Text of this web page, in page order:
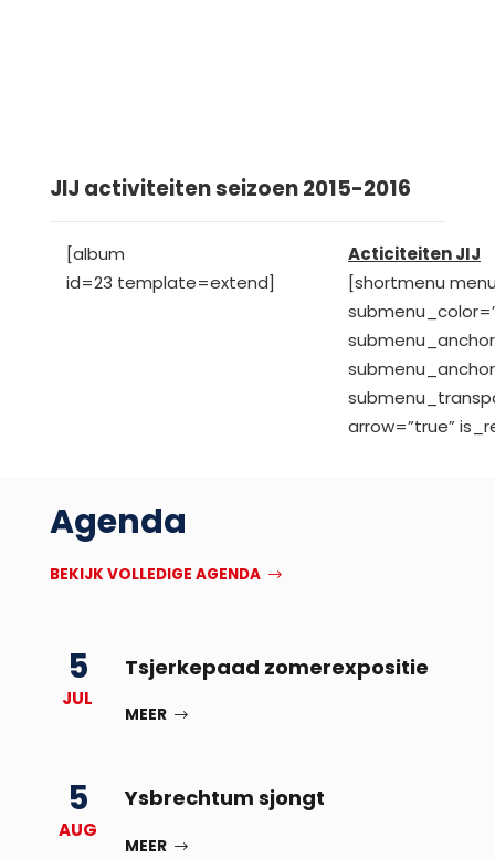
JIJ activiteiten seizoen 2015-2016
[album
id=23 template=extend]
Acticiteiten JIJ
[shortmenu
arrow=”true”
Agenda
BEKIJK VOLLEDIGE AGENDA
5
JUL
Tsjerkepaad zomerexpositie
MEER
5
AUG
Ysbrechtum sjongt
MEER